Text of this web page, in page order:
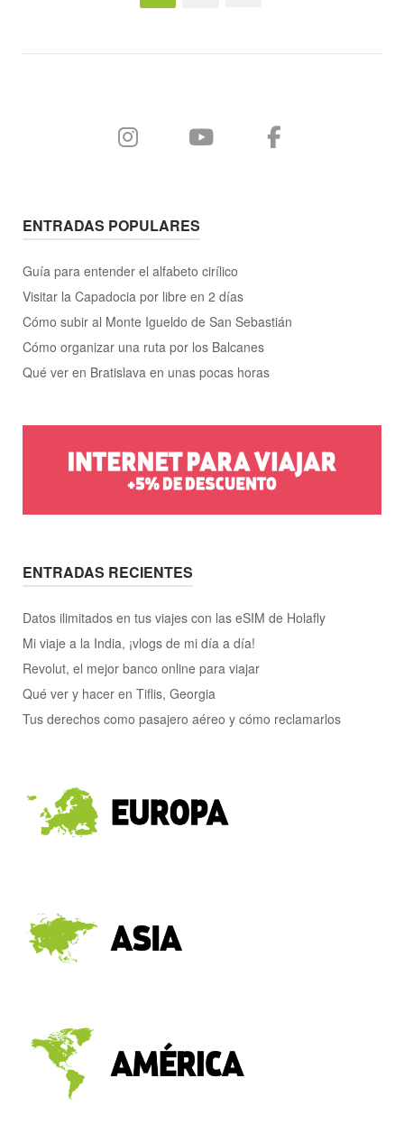
entradas
ENTRADAS POPULARES
Guía para entender el alfabeto cirílico
Visitar la Capadocia por libre en 2 días
Cómo subir al Monte Igueldo de San Sebastián
Cómo organizar una ruta por los Balcanes
Qué ver en Bratislava en unas pocas horas
ENTRADAS RECIENTES
Datos ilimitados en tus viajes con las eSIM de Holafly
Mi viaje a la India, ¡vlogs de mi día a día!
Revolut, el mejor banco online para viajar
Qué ver y hacer en Tiflis, Georgia
Tus derechos como pasajero aéreo y cómo reclamarlos